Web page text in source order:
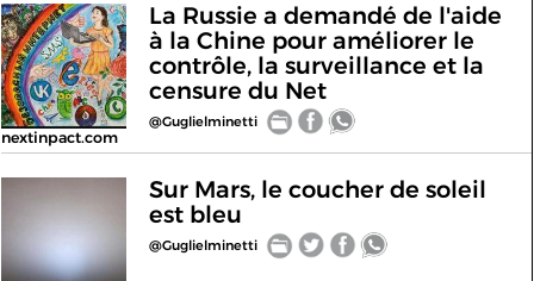
nextinpact.com
La Russie a demandé de l'aide
à la Chine pour améliorer le
contrôle, la surveillance et la
censure du Net
@Guglielminetti
Sur Mars, le coucher de soleil
est bleu
@Guglielminetti